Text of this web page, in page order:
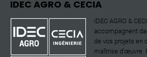
IDEC AGRO & CECIA
IDEC AGRO &
accompagnent
de vos projets en
maîtrise d’œuvre.